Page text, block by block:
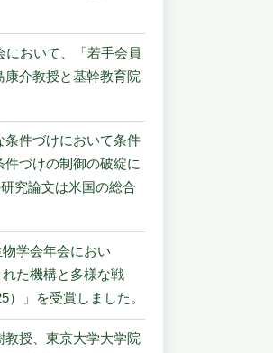
おいて、「若手会員
介教授と基幹教育院
件づけにおいて条件
づけの制御の破綻に
究論文は米国の総合
学会年会におい
た機構と多様な戦
」を受賞しました。
授、東京大学大学院